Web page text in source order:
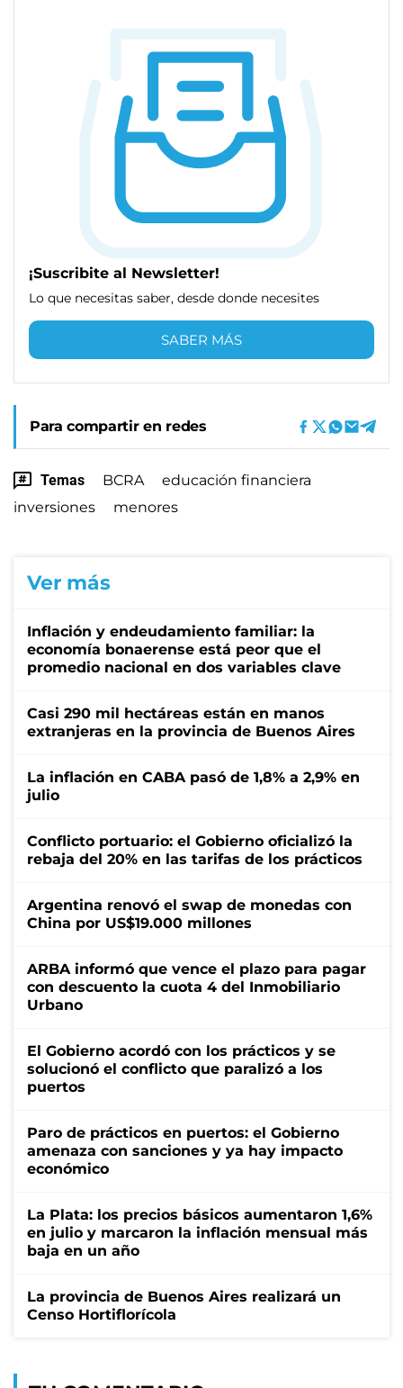
¡Suscribite al Newsletter!
Lo que necesitas saber, desde donde necesites
SABER MÁS
Para compartir en redes
Temas BCRA
educación financiera
inversiones
menores
Ver más
Inflación y endeudamiento familiar: la
economía bonaerense está peor que el
promedio nacional en dos variables clave
Casi 290 mil hectáreas están en manos
extranjeras en la provincia de Buenos Aires
La inflación en CABA pasó de 1,8% a 2,9% en
julio
Conflicto portuario: el Gobierno oficializó la
rebaja del 20% en las tarifas de los prácticos
Argentina renovó el swap de monedas con
China por US$19.000 millones
ARBA informó que vence el plazo para pagar
con descuento la cuota 4 del Inmobiliario
Urbano
El Gobierno acordó con los prácticos y se
solucionó el conflicto que paralizó a los
puertos
Paro de prácticos en puertos: el Gobierno
amenaza con sanciones y ya hay impacto
económico
La Plata: los precios básicos aumentaron 1,6%
en julio y marcaron la inflación mensual más
baja en un año
La provincia de Buenos Aires realizará un
Censo Hortiflorícola